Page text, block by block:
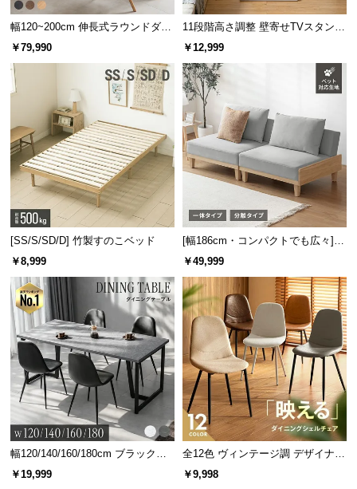
幅120~200cm 伸長式ラウンドダイ
ニングテーブル 6人掛け 天然木突
￥79,990
11段階高さ調整 壁寄せTVスタンド
キャスター付き 上下左右角度調節
￥12,999
[SS/S/SD/D] 竹製すのこベッド
￥8,999
[幅186cm・コンパクトでも広々] 3
人掛けソファベッド リクライニン
グ 天然木フレーム 北欧
￥49,999
幅120/140/160/180cm ブラックフ
レーム ダイニング 大理石調 4人掛
￥19,999
全12色 ヴィンテージ調 デザイナー
ズシェルチェア
￥9,998